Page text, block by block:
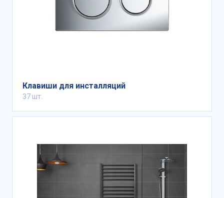
Клавиши для инсталляций
37 шт.